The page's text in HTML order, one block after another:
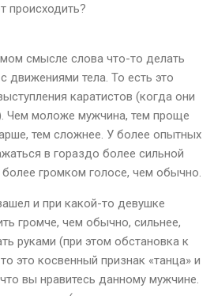
происходить?
смысле слова что-то делать
движениями тела. То есть это
каратистов (когда они
Чем моложе мужчина, тем проще
тем сложнее. У более опытных
в гораздо более сильной
громком голосе, чем обычно.
и при какой-то девушке
громче, чем обычно, сильнее,
руками (при этом обстановка к
это косвенный признак «танца» и
вы нравитесь данному мужчине.